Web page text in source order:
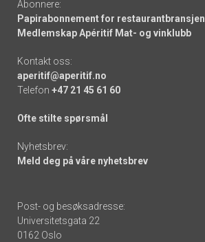
Abonnere:
Papirabonnement for restaurantbransjen
Medlemskap Apéritif Mat- og vinklubb
Kontakt oss:
aperitif@aperitif.no
Telefon +47 21 45 61 60
Ofte stilte spørsmål
Nyhetsbrev:
Meld deg på våre nyhetsbrev
Post- og besøksadresse:
Universitetsgata 22
0162 Oslo